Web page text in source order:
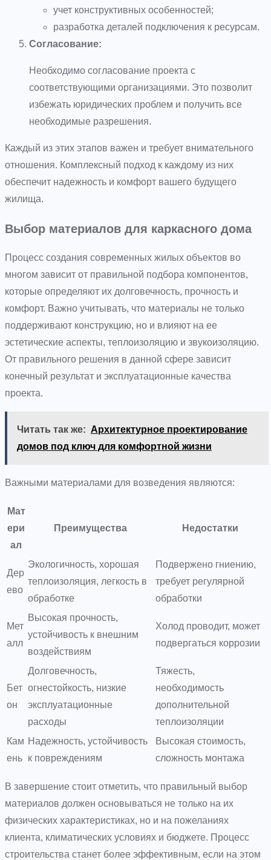
учет конструктивных особенностей;
разработка деталей подключения к ресурсам.
Согласование:
Необходимо согласование проекта с
соответствующими организациями. Это позволит
избежать юридических проблем и получить все
необходимые разрешения.
Каждый из этих этапов важен и требует внимательного
отношения. Комплексный подход к каждому из них
обеспечит надежность и комфорт вашего будущего
жилища.
Выбор материалов для каркасного дома
Процесс создания современных жилых объектов во
многом зависит от правильной подбора компонентов,
которые определяют их долговечность, прочность и
комфорт. Важно учитывать, что материалы не только
поддерживают конструкцию, но и влияют на ее
эстетические аспекты, теплоизоляцию и звукоизоляцию.
От правильного решения в данной сфере зависит
конечный результат и эксплуатационные качества
проекта.
Читать так же: Архитектурное проектирование
домов под ключ для комфортной жизни
Важными материалами для возведения являются:
Мат
ери
ал
Преимущества Недостатки
Дер
ево
Экологичность, хорошая
теплоизоляция, легкость в
обработке
Подвержено гниению,
требует регулярной
обработки
Мет
алл
Высокая прочность,
устойчивость к внешним
воздействиям
Холод проводит, может
подвергаться коррозии
Бет
он
Долговечность,
огнестойкость, низкие
эксплуатационные
расходы
Тяжесть,
необходимость
дополнительной
теплоизоляции
Кам
ень
Надежность, устойчивость
к повреждениям
Высокая стоимость,
сложность монтажа
В завершение стоит отметить, что правильный выбор
материалов должен основываться не только на их
физических характеристиках, но и на пожеланиях
клиента, климатических условиях и бюджете. Процесс
строительства станет более эффективным, если на этом